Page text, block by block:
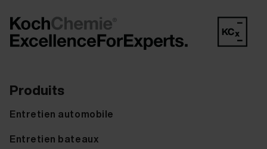
Produits
Entretien automobile
Entretien bateaux